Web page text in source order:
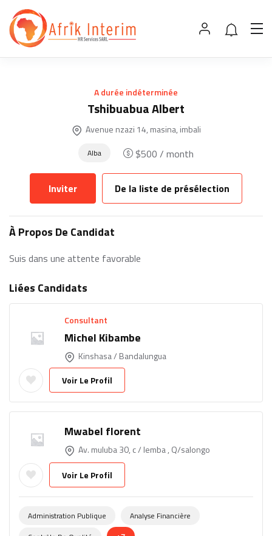
A durée indéterminée
Tshibuabua Albert
Avenue nzazi 14, masina, imbali
Alba $500 / month
Inviter De la liste de présélection
À Propos De Candidat
Suis dans une attente favorable
Liées Candidats
Consultant
Michel Kibambe
Kinshasa / Bandalungua
Voir Le Profil
Mwabel florent
Av. muluba 30, c / lemba , Q/salongo
Voir Le Profil
Administration Publique
Analyse Financière